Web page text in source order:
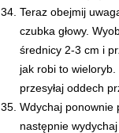
Teraz obejmij
czubka głowy.
średnicy 2-3 cm i
jak robi to
przesyłaj oddech
Wdychaj ponownie
następnie